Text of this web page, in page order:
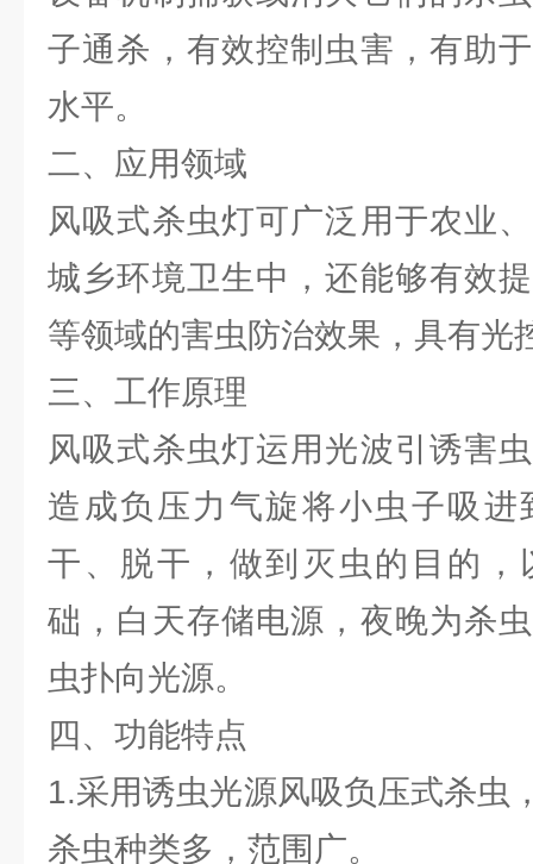
子通杀，有效控制虫害，有助
水平。
二、应用领域
风吸式杀虫灯可广泛用于农业
城乡环境卫生中，还能够有效
等领域的害虫防治效果，具有光
三、工作原理
风吸式杀虫灯运用光波引诱害
造成负压力气旋将小虫子吸
干、脱干，做到灭虫的目的，
础，白天存储电源，夜晚为杀
虫扑向光源。
四、功能特点
1.采用诱虫光源风吸负压式杀虫
杀虫种类多，范围广。